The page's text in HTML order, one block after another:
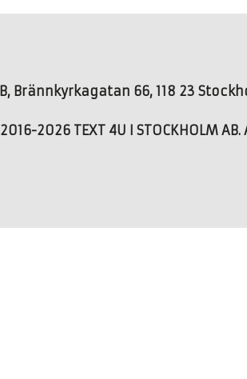
Brännkyrkagatan 66, 118 23
2026 TEXT 4U I STOCKHOLM